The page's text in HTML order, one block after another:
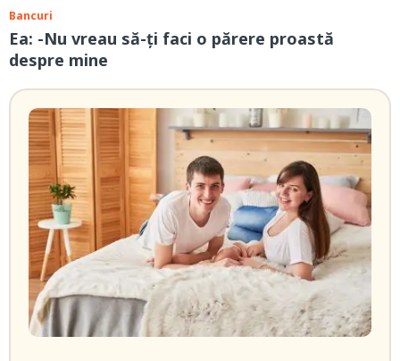
Bancuri
Ea: -Nu vreau să-ți faci o părere proastă
despre mine